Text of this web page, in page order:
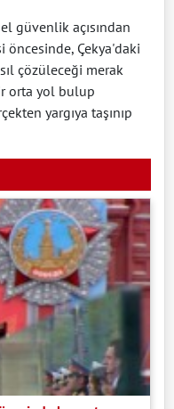
güvenlik açısından
öncesinde, Çekya'daki
çözüleceği merak
orta yol bulup
yargıya taşınıp